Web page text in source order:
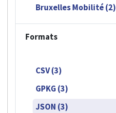
Bruxelles Mobilité (2)
Formats
CSV (3)
GPKG (3)
JSON (3)